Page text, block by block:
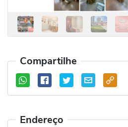
Compartilhe
Endereço